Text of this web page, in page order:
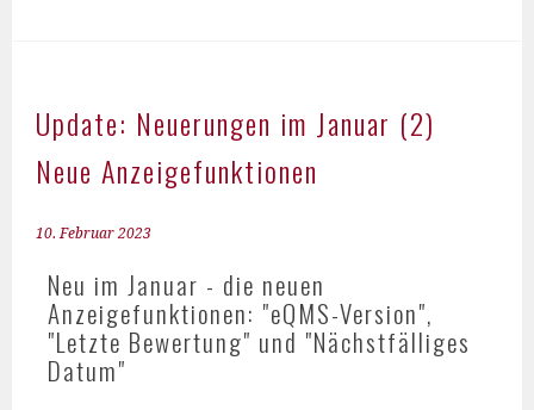
Update: Neuerungen im Januar (2)
Neue Anzeigefunktionen
10. Februar 2023
Neu im Januar - die neuen
Anzeigefunktionen: "eQMS-Version",
"Letzte Bewertung" und "Nächstfälliges
Datum"